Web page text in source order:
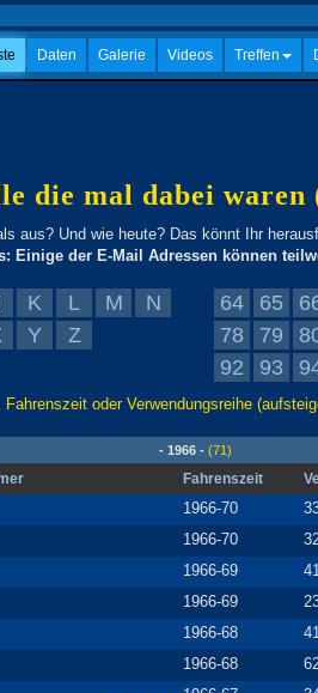
Daten Galerie Videos Treffen
die mal dabei waren
aus? Und wie heute? Das könnt Ihr
Einige der E-Mail Adressen können
K L M
N
Y Z
64 65
78
79
92
93
oder Verwendungsreihe
- 1966 - (71)
Fahrenszeit
1966-70
1966-70
1966-69
1966-69
1966-68
1966-68